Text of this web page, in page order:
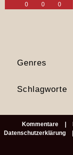
0
0 0
Genres
Schlagworte
Kommentare
Datenschutzerklärung